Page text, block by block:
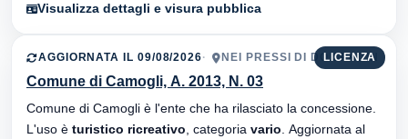
Visualizza dettagli e visura pubblica
LICENZA
AGGIORNATA IL 09/08/2026 NEI PRESSI DI DO SPADIN
Comune di Camogli, A. 2013, N. 03
Comune di Camogli è l'ente che ha rilasciato la concessione.
L'uso è turistico ricreativo , categoria vario